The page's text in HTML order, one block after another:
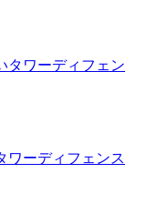
タワーディフェン
ワーディフェンス